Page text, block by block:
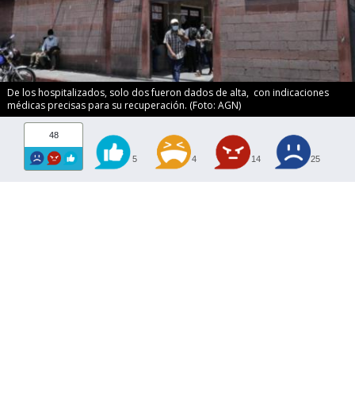
De los hospitalizados, solo dos fueron dados de alta, con indicaciones
médicas precisas para su recuperación. (Foto: AGN)
48
5 4 14 25